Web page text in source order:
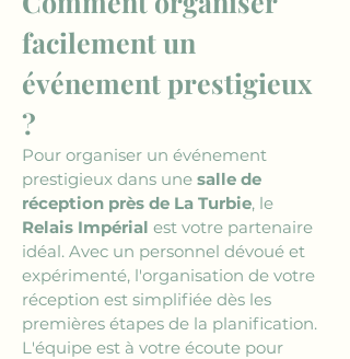
facilement un
événement prestigieux
?
Pour organiser un événement
prestigieux dans une salle de
réception près de La Turbie, le
Relais Impérial est votre partenaire
idéal. Avec un personnel dévoué et
expérimenté, l'organisation de votre
réception est simplifiée dès les
premières étapes de la planification.
L'équipe est à votre écoute pour